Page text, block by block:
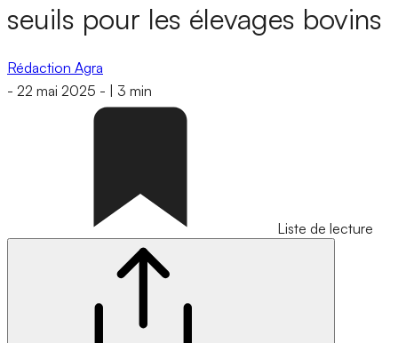
seuils pour les élevages bovins
Rédaction Agra
- 22 mai 2025 - 3 min
Liste de lecture